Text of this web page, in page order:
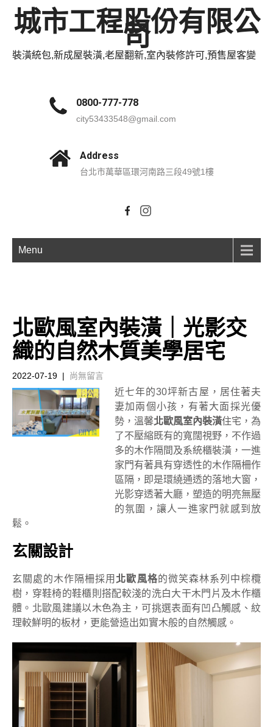
城市工程股份有限公
司
裝潢統包,新成屋裝潢,老屋翻新,室內裝修許可,預售屋客變
0800-777-778
city53433548@gmail.com
Address
台北市萬華區環河南路三段49號1樓
Menu
北歐風室內裝潢｜光影交
織的自然木質美學居宅
2022-07-19 | 尚無留言
近七年的30坪新古屋，居住著夫
妻加兩個小孩，有著大面採光優
勢，溫馨北歐風室內裝潢住宅，為
了不壓縮既有的寬闊視野，不作過
多的木作隔間及系統櫃裝潢，一進
家門有著具有穿透性的木作隔柵作
區隔，即是環繞通透的落地大窗，
光影穿透著大廳，塑造的明亮無壓
的氛圍，讓人一進家門就感到放
鬆。
玄關設計
玄關處的木作隔柵採用 北歐風格的微笑森林系列中棕欖
樹，穿鞋椅的鞋櫃則搭配較淺的洗白大干木門片及木作櫃
體。北歐風建議以木色為主，可挑選表面有凹凸觸感、紋
理較鮮明的板材，更能營造出如實木般的自然觸感。